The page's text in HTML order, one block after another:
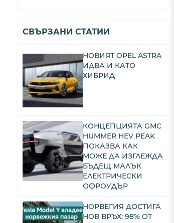
СВЪРЗАНИ СТАТИИ
НОВИЯТ OPEL ASTRA
ИДВА И КАТО
ХИБРИД
КОНЦЕПЦИЯТА GMC
HUMMER HEV PEAK
ПОКАЗВА КАК
МОЖЕ ДА ИЗГЛЕЖДА
БЪДЕЩ МАЛЪК
ЕЛЕКТРИЧЕСКИ
ОФРОУДЪР
НОРВЕГИЯ ДОСТИГА
НОВ ВРЪХ: 98% ОТ